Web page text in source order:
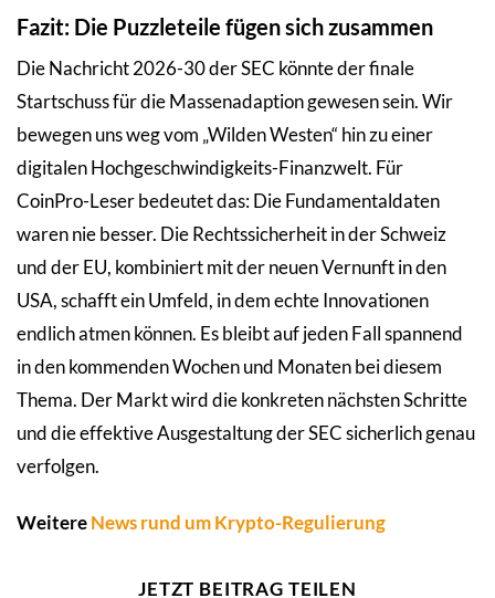
Fazit: Die Puzzleteile fügen sich zusammen
Die Nachricht 2026-30 der SEC könnte der finale
Startschuss für die Massenadaption gewesen sein. Wir
bewegen uns weg vom „Wilden Westen“ hin zu einer
digitalen Hochgeschwindigkeits-Finanzwelt. Für
CoinPro-Leser bedeutet das: Die Fundamentaldaten
waren nie besser. Die Rechtssicherheit in der Schweiz
und der EU, kombiniert mit der neuen Vernunft in den
USA, schafft ein Umfeld, in dem echte Innovationen
endlich atmen können. Es bleibt auf jeden Fall spannend
in den kommenden Wochen und Monaten bei diesem
Thema. Der Markt wird die konkreten nächsten Schritte
und die effektive Ausgestaltung der SEC sicherlich genau
verfolgen.
WeitereNews rund um Krypto-Regulierung
JETZT BEITRAG TEILEN